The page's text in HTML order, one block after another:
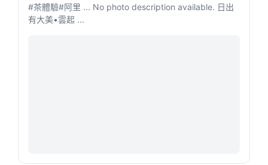
#茶體驗​#阿里 ... No photo description available. 日出
有大美•雲起 ...